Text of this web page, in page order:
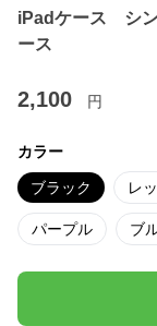
iPadケース シン
ース
2,100 円
カラー
ブラック レ
パープル ブ